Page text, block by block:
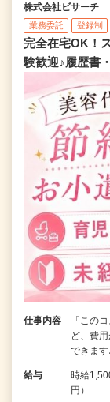
株式会社ビサーチ
業務委託 登録制
完全在宅OK！
験歓迎♪履歴書
仕事内容
「この
ど、費
できま
給与
時給
円）